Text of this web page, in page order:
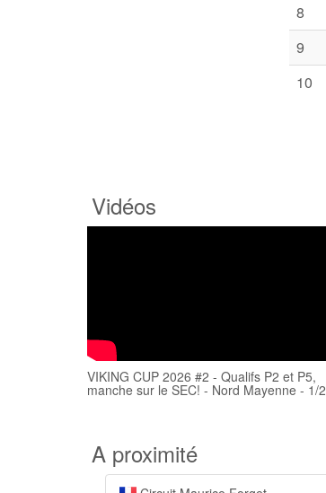
8
9
10
Vidéos
VIKING CUP 2026 #2 - Qualifs P2 et P5,
manche sur le SEC! - Nord Mayenne - 1/2
A proximité